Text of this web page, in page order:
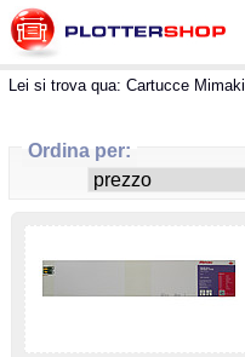
Lei si trova qua: Cartucce Mimaki
Ordina per: